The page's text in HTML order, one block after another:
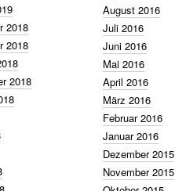
2018
2018
2018
August 2016
Juli 2016
Juni 2016
Mai 2016
April 2016
März 2016
Februar 2016
Januar 2016
Dezember 2015
November 2015